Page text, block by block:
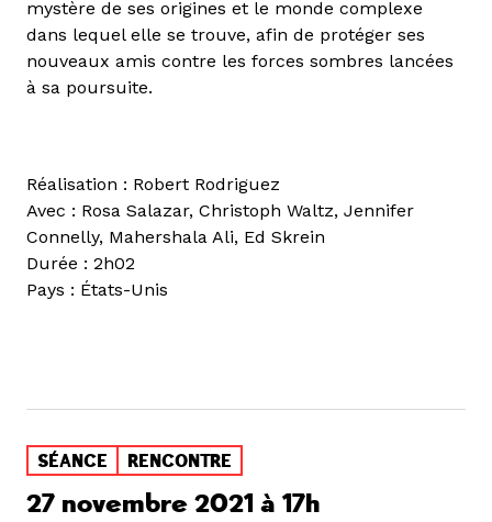
mystère de ses origines et le monde complexe
dans lequel elle se trouve, afin de protéger ses
nouveaux amis contre les forces sombres lancées
à sa poursuite.
Réalisation : Robert Rodriguez
Avec : Rosa Salazar, Christoph Waltz, Jennifer
Connelly, Mahershala Ali, Ed Skrein
Durée : 2h02
Pays : États-Unis
SÉANCE RENCONTRE
27 novembre 2021 à 17h